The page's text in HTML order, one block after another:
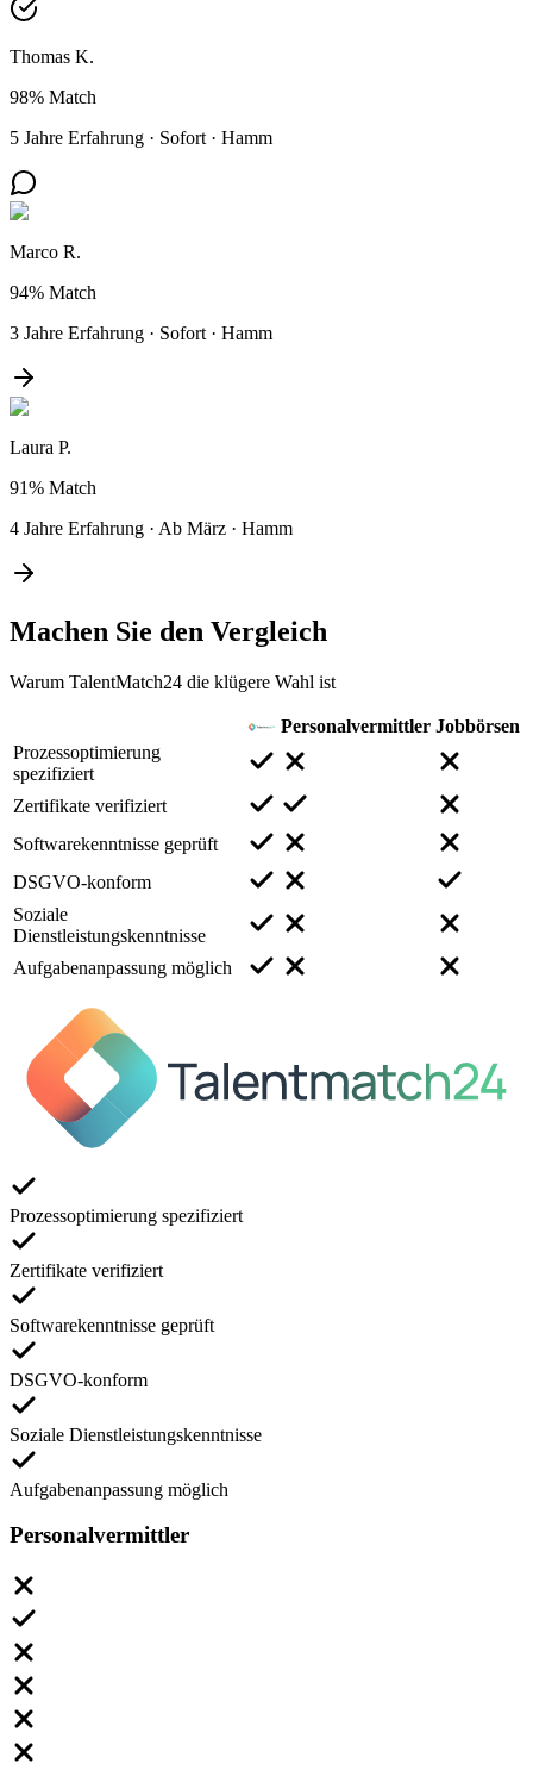
Thomas K.
98% Match
5 Jahre Erfahrung · Sofort · Hamm
Marco R.
94% Match
3 Jahre Erfahrung · Sofort · Hamm
Laura P.
91% Match
4 Jahre Erfahrung · Ab März · Hamm
Machen Sie den Vergleich
Warum TalentMatch24 die klügere Wahl ist
Personalvermittler Jobbörsen
Prozessoptimierung
spezifiziert
Zertifikate verifiziert
Softwarekenntnisse geprüft
DSGVO-konform
Soziale
Dienstleistungskenntnisse
Aufgabenanpassung möglich
Prozessoptimierung spezifiziert
Zertifikate verifiziert
Softwarekenntnisse geprüft
DSGVO-konform
Soziale Dienstleistungskenntnisse
Aufgabenanpassung möglich
Personalvermittler